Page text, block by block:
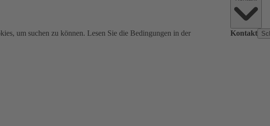
um suchen zu können. Lesen Sie die Bedingungen in der
Kontakt